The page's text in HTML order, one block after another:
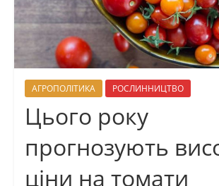
АГРОПОЛІТИКА РОСЛИННИЦТВО
Цього року
прогнозують
ціни на томати